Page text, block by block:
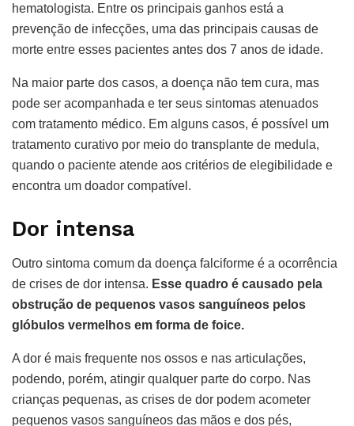
hematologista. Entre os principais ganhos está a
prevenção de infecções, uma das principais causas de
morte entre esses pacientes antes dos 7 anos de idade.
Na maior parte dos casos, a doença não tem cura, mas
pode ser acompanhada e ter seus sintomas atenuados
com tratamento médico. Em alguns casos, é possível um
tratamento curativo por meio do transplante de medula,
quando o paciente atende aos critérios de elegibilidade e
encontra um doador compatível.
Dor intensa
Outro sintoma comum da doença falciforme é a ocorrência
de crises de dor intensa. Esse quadro é causado pela
obstrução de pequenos vasos sanguíneos pelos
glóbulos vermelhos em forma de foice.
A dor é mais frequente nos ossos e nas articulações,
podendo, porém, atingir qualquer parte do corpo. Nas
crianças pequenas, as crises de dor podem acometer
pequenos vasos sanguíneos das mãos e dos pés,